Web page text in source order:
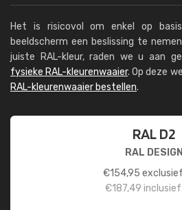
Het is risicovol om enkel op
beeldscherm een beslissing te
juiste RAL-kleur, raden we u aan
fysieke RAL-kleurenwaaier. Op deze
RAL-kleurenwaaier bestellen.
RAL D2
RAL DESIGN
€154,95
€187,49 inclusief